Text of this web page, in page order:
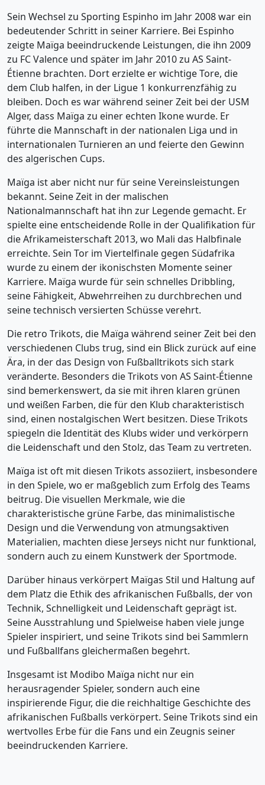
Sein Wechsel zu Sporting Espinho im Jahr 2008 war ein
bedeutender Schritt in seiner Karriere. Bei Espinho
zeigte Maïga beeindruckende Leistungen, die ihn 2009
zu FC Valence und später im Jahr 2010 zu AS Saint-
Étienne brachten. Dort erzielte er wichtige Tore, die
dem Club halfen, in der Ligue 1 konkurrenzfähig zu
bleiben. Doch es war während seiner Zeit bei der USM
Alger, dass Maïga zu einer echten Ikone wurde. Er
führte die Mannschaft in der nationalen Liga und in
internationalen Turnieren an und feierte den Gewinn
des algerischen Cups.
Maïga ist aber nicht nur für seine Vereinsleistungen
bekannt. Seine Zeit in der malischen
Nationalmannschaft hat ihn zur Legende gemacht. Er
spielte eine entscheidende Rolle in der Qualifikation für
die Afrikameisterschaft 2013, wo Mali das Halbfinale
erreichte. Sein Tor im Viertelfinale gegen Südafrika
wurde zu einem der ikonischsten Momente seiner
Karriere. Maïga wurde für sein schnelles Dribbling,
seine Fähigkeit, Abwehrreihen zu durchbrechen und
seine technisch versierten Schüsse verehrt.
Die retro Trikots, die Maïga während seiner Zeit bei den
verschiedenen Clubs trug, sind ein Blick zurück auf eine
Ära, in der das Design von Fußballtrikots sich stark
veränderte. Besonders die Trikots von AS Saint-Étienne
sind bemerkenswert, da sie mit ihren klaren grünen
und weißen Farben, die für den Klub charakteristisch
sind, einen nostalgischen Wert besitzen. Diese Trikots
spiegeln die Identität des Klubs wider und verkörpern
die Leidenschaft und den Stolz, das Team zu vertreten.
Maïga ist oft mit diesen Trikots assoziiert, insbesondere
in den Spiele, wo er maßgeblich zum Erfolg des Teams
beitrug. Die visuellen Merkmale, wie die
charakteristische grüne Farbe, das minimalistische
Design und die Verwendung von atmungsaktiven
Materialien, machten diese Jerseys nicht nur funktional,
sondern auch zu einem Kunstwerk der Sportmode.
Darüber hinaus verkörpert Maïgas Stil und Haltung auf
dem Platz die Ethik des afrikanischen Fußballs, der von
Technik, Schnelligkeit und Leidenschaft geprägt ist.
Seine Ausstrahlung und Spielweise haben viele junge
Spieler inspiriert, und seine Trikots sind bei Sammlern
und Fußballfans gleichermaßen begehrt.
Insgesamt ist Modibo Maïga nicht nur ein
herausragender Spieler, sondern auch eine
inspirierende Figur, die die reichhaltige Geschichte des
afrikanischen Fußballs verkörpert. Seine Trikots sind ein
wertvolles Erbe für die Fans und ein Zeugnis seiner
beeindruckenden Karriere.